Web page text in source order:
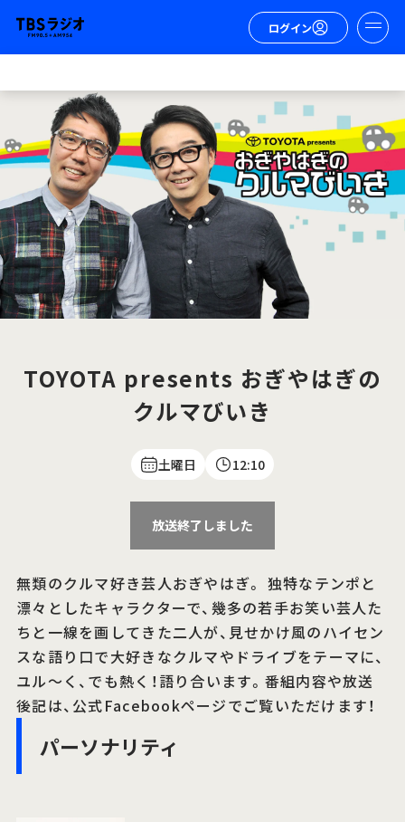
ログイン
TOYOTA presents おぎやはぎの
クルマびいき
土曜日 12:10
放送終了しました
無類のクルマ好き芸人おぎやはぎ。 独特なテンポと
漂々としたキャラクターで、幾多の若手お笑い芸人た
ちと一線を画してきた二人が、見せかけ風のハイセン
スな語り口で大好きなクルマやドライブをテーマに、
ユル～く、でも熱く！語り合います。番組内容や放送
後記は、公式Facebookページでご覧いただけます！
パーソナリティ